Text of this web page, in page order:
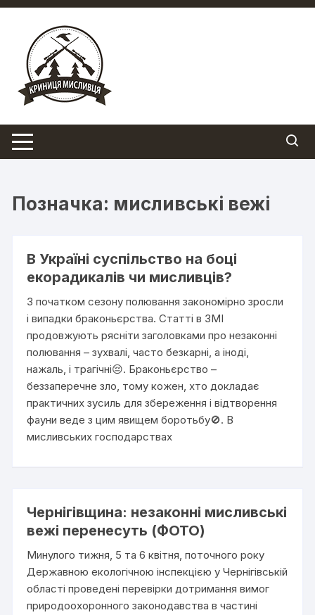
Перейти
вмісту
Позначка: мисливські вежі
В Україні суспільство на боці
екорадикалів чи мисливців?
З початком сезону полювання закономірно зросли
і випадки браконьєрства. Статті в ЗМІ
продовжують рясніти заголовками про незаконні
полювання – зухвалі, часто безкарні, а іноді,
нажаль, і трагічні😔. Браконьєрство –
беззаперечне зло, тому кожен, хто докладає
практичних зусиль для збереження і відтворення
фауни веде з цим явищем боротьбу🚫. В
мисливських господарствах
Чернігівщина: незаконні мисливські
вежі перенесуть (ФОТО)
Минулого тижня, 5 та 6 квітня, поточного року
Державною екологічною інспекцією у Чернігівській
області проведені перевірки дотримання вимог
природоохоронного законодавства в частині